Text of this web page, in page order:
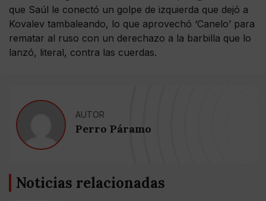
que Saúl le conectó un golpe de izquierda que dejó a
Kovalev tambaleando, lo que aprovechó ‘Canelo’ para
rematar al ruso con un derechazo a la barbilla que lo
lanzó, literal, contra las cuerdas.
AUTOR
Perro Páramo
Noticias relacionadas